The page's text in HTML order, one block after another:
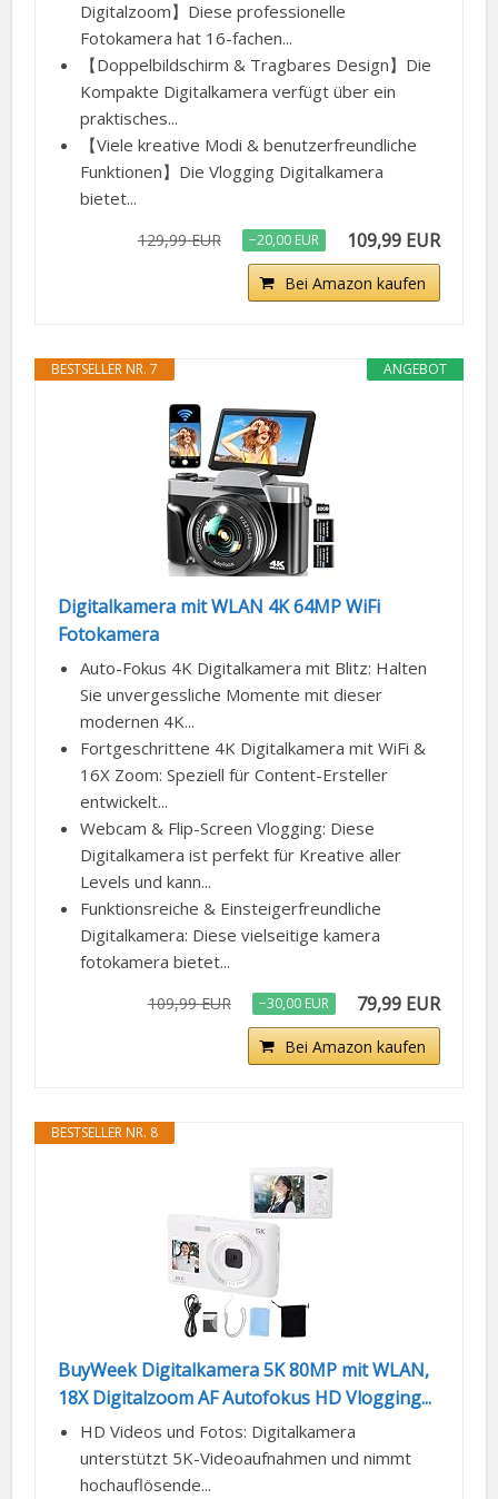
Digitalzoom】Diese professionelle
Fotokamera hat 16-fachen...
【Doppelbildschirm & Tragbares Design】Die
Kompakte Digitalkamera verfügt über ein
praktisches...
【Viele kreative Modi & benutzerfreundliche
Funktionen】Die Vlogging Digitalkamera
bietet...
129,99 EUR −20,00 EUR 109,99 EUR
Bei Amazon kaufen
ANGEBOT
BESTSELLER NR. 7
Digitalkamera mit WLAN 4K 64MP WiFi
Fotokamera
Auto-Fokus 4K Digitalkamera mit Blitz: Halten
Sie unvergessliche Momente mit dieser
modernen 4K...
Fortgeschrittene 4K Digitalkamera mit WiFi &
16X Zoom: Speziell für Content-Ersteller
entwickelt...
Webcam & Flip-Screen Vlogging: Diese
Digitalkamera ist perfekt für Kreative aller
Levels und kann...
Funktionsreiche & Einsteigerfreundliche
Digitalkamera: Diese vielseitige kamera
fotokamera bietet...
109,99 EUR −30,00 EUR 79,99 EUR
Bei Amazon kaufen
BESTSELLER NR. 8
BuyWeek Digitalkamera 5K 80MP mit WLAN,
18X Digitalzoom AF Autofokus HD Vlogging...
HD Videos und Fotos: Digitalkamera
unterstützt 5K-Videoaufnahmen und nimmt
hochauflösende...